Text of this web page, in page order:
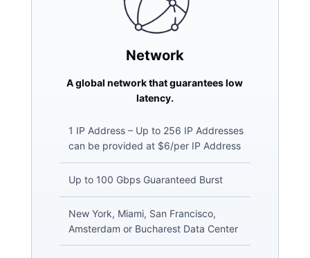
Network
A global network that guarantees low
latency.
1 IP Address – Up to 256 IP Addresses
can be provided at $6/per IP Address
Up to 100 Gbps Guaranteed Burst
New York, Miami, San Francisco,
Amsterdam or Bucharest Data Center